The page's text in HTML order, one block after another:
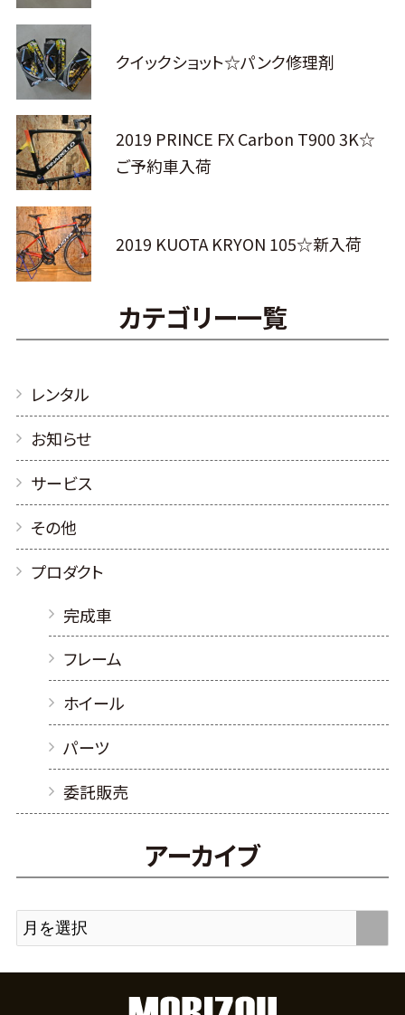
クイックショット☆パンク修理剤
2019 PRINCE FX Carbon T900 3K☆
ご予約車入荷
2019 KUOTA KRYON 105☆新入荷
カテゴリー一覧
レンタル
お知らせ
サービス
その他
プロダクト
完成車
フレーム
ホイール
パーツ
委託販売
アーカイブ